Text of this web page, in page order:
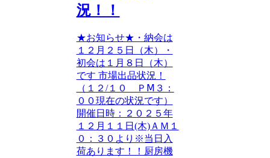
況！！
★お知らせ★・納会は
１２月２５日（木）・
初会は１月８日（木）
です 市場出品状況！
（１２/１０ ＰⅯ３：
００現在の状況です）
開催日時：２０２５年
１２月１１日(木)ＡＭ１
０：３０より※当日入
荷あります！！厨房機